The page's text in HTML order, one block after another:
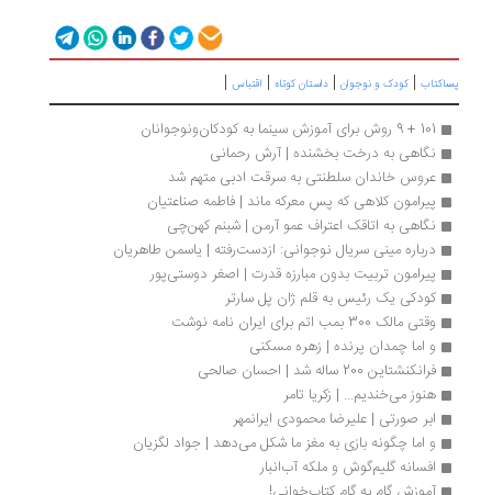
پساکتاب | کودک و نوجوان | داستان کوتاه | اقتباس |
101 + 9 روش برای آموزش سینما به کودکان‌ونوجوانان
نگاهی به درخت بخشنده | آرش رحمانی
عروس خاندان سلطنتی به سرقت ادبی متهم شد
پیرامون کلاهی که پسِ معرکه ماند | فاطمه صناعتیان
نگاهی به اتاقک اعتراف عمو آرمن | شبنم کهن‌چی
درباره مینی سریال نوجوانی: ازدست‌رفته | یاسمن طاهریان
پیرامون تربیت بدون مبارزه قدرت | اصغر دوستی‌پور
کودکی یک رئیس به قلم ژان پل سارتر
وقتی مالک 300 بمب اتم برای ایران نامه نوشت
و اما چمدان پرنده | زهره مسکنی
فرانکنشتاین 200 ساله شد | احسان صالحی
هنوز می‌خندیم... | زکریا تامر
ابر صورتی | علیرضا محمودی ایرانمهر
و اما چگونه بازی به مغز ما شکل می‌دهد | جواد لگزیان
افسانه گلیم‌گوش و ملکه آب‌انبار